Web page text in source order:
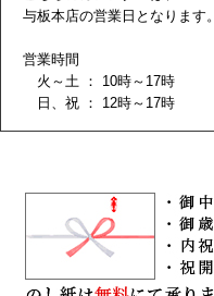
与板本店の営業日となります。
営業時間
火～土 ： 10時～17時
日、祝 ： 12時～17時